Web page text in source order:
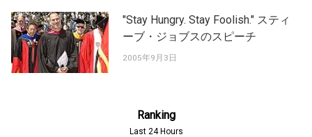
"Stay Hungry. Stay Foolish." スティ
ーブ・ジョブスのスピーチ
2005年9月3日
Ranking
Last 24 Hours